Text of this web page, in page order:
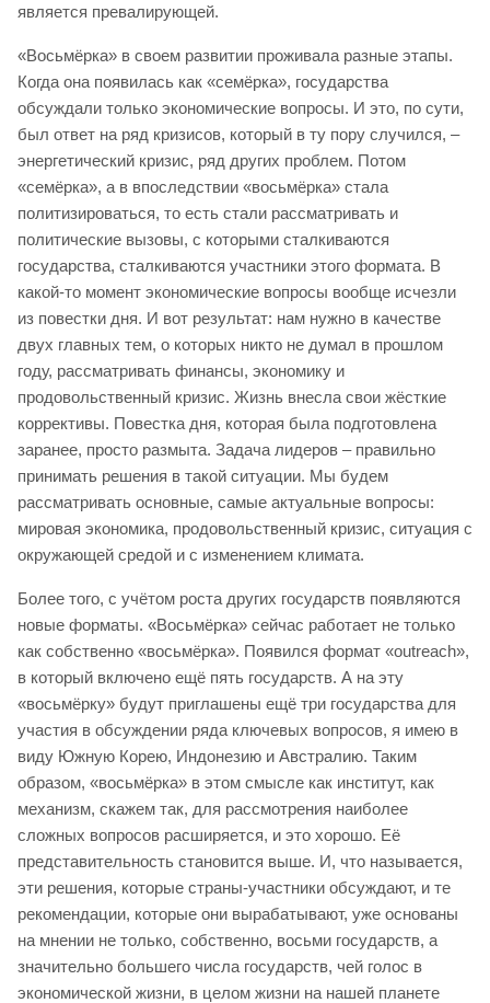
является превалирующей.
«Восьмёрка» в своем развитии проживала разные этапы.
Когда она появилась как «семёрка», государства
обсуждали только экономические вопросы. И это, по сути,
был ответ на ряд кризисов, который в ту пору случился, –
энергетический кризис, ряд других проблем. Потом
«семёрка», а в впоследствии «восьмёрка» стала
политизироваться, то есть стали рассматривать и
политические вызовы, с которыми сталкиваются
государства, сталкиваются участники этого формата. В
какой-то момент экономические вопросы вообще исчезли
из повестки дня. И вот результат: нам нужно в качестве
двух главных тем, о которых никто не думал в прошлом
году, рассматривать финансы, экономику и
продовольственный кризис. Жизнь внесла свои жёсткие
коррективы. Повестка дня, которая была подготовлена
заранее, просто размыта. Задача лидеров – правильно
принимать решения в такой ситуации. Мы будем
рассматривать основные, самые актуальные вопросы:
мировая экономика, продовольственный кризис, ситуация с
окружающей средой и с изменением климата.
Более того, с учётом роста других государств появляются
новые форматы. «Восьмёрка» сейчас работает не только
как собственно «восьмёрка». Появился формат «outreach»,
в который включено ещё пять государств. А на эту
«восьмёрку» будут приглашены ещё три государства для
участия в обсуждении ряда ключевых вопросов, я имею в
виду Южную Корею, Индонезию и Австралию. Таким
образом, «восьмёрка» в этом смысле как институт, как
механизм, скажем так, для рассмотрения наиболее
сложных вопросов расширяется, и это хорошо. Её
представительность становится выше. И, что называется,
эти решения, которые страны-участники обсуждают, и те
рекомендации, которые они вырабатывают, уже основаны
на мнении не только, собственно, восьми государств, а
значительно большего числа государств, чей голос в
экономической жизни, в целом жизни на нашей планете